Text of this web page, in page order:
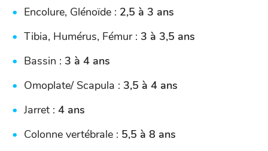
Encolure, Glénoïde : 2,5 à 3 ans
Tibia, Humérus, Fémur : 3 à 3,5 ans
Bassin : 3 à 4 ans
Omoplate/ Scapula : 3,5 à 4 ans
Jarret : 4 ans
Colonne vertébrale : 5,5 à 8 ans